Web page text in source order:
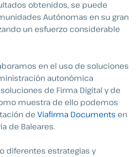
obtenidos, se puede
Autónomas en su gran
un esfuerzo considerable
en el uso de soluciones
autonómica
de Firma Digital y de
muestra de ello podemos
de Viafirma Documents en
de Baleares.
diferentes estrategias y